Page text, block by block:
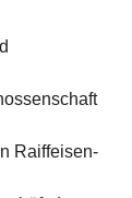
Raiffeisen-